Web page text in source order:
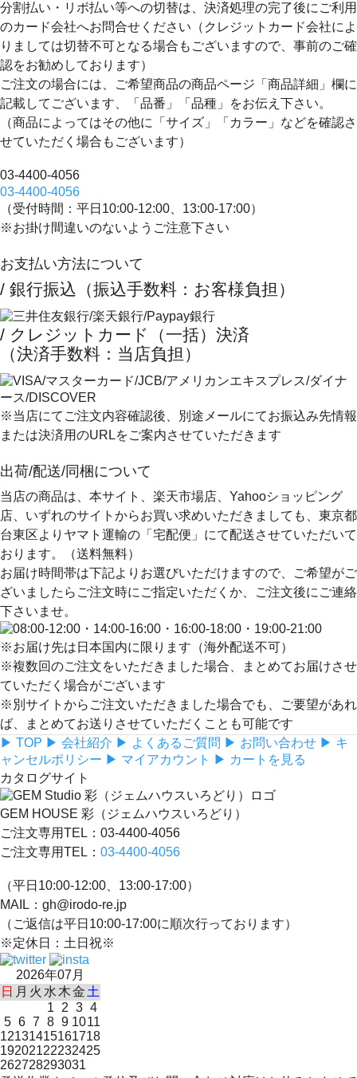
分割払い・リボ払い等への切替は、決済処理の完了後にご利用
のカード会社へお問合せください（クレジットカード会社によ
りましては切替不可となる場合もございますので、事前のご確
認をお勧めしております）
ご注文の場合には、ご希望商品の商品ページ「商品詳細」欄に
記載してございます、
「品番」「品種」
をお伝え下さい。
（商品によってはその他に「サイズ」「カラー」などを確認さ
せていただく場合もございます）
03-4400-4056
03-4400-4056
（受付時間：平日10:00-12:00、13:00-17:00）
※お掛け間違いのないようご注意下さい
お支払い方法について
/ 銀行振込（振込手数料：お客様負担）
/ クレジットカード（一括）決済
（決済手数料：当店負担）
※当店にてご注文内容確認後、別途メールにてお振込み先情報
または決済用のURLをご案内させていただきます
出荷/配送/同梱について
当店の商品は、本サイト、楽天市場店、Yahooショッピング
店、いずれのサイトからお買い求めいただきましても、 東京都
台東区よりヤマト運輸の「宅配便」にて配送させていただいて
おります。（送料無料）
お届け時間帯は下記よりお選びいただけますので、ご希望がご
ざいましたらご注文時にご指定いただくか、ご注文後にご連絡
下さいませ。
※お届け先は日本国内に限ります（海外配送不可）
※複数回のご注文をいただきました場合、まとめてお届けさせ
ていただく場合がございます
※別サイトからご注文いただきました場合でも、ご要望があれ
ば、まとめてお送りさせていただくことも可能です
▶ TOP ▶ 会社紹介 ▶ よくあるご質問 ▶ お問い合わせ ▶ キ
ャンセルポリシー ▶ マイアカウント
▶ カートを見る
カタログサイト
GEM HOUSE 彩（ジェムハウスいろどり）
ご注文専用TEL：03-4400-4056
ご注文専用TEL： 03-4400-4056
（平日10:00-12:00、13:00-17:00）
MAIL：gh@irodo-re.jp
（ご返信は平日10:00-17:00に順次行っております）
※定休日：土日祝※
2026年07月
日 月 火 水 木金 土
1
2 3 4
5 6 7 8 9 1011
12131415161718
19202122232425
262728293031